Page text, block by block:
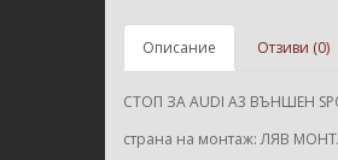
Описание Отзиви (0)
СТОП ЗА AUDI A3 ВЪНШЕН
страна на монтаж: ЛЯВ